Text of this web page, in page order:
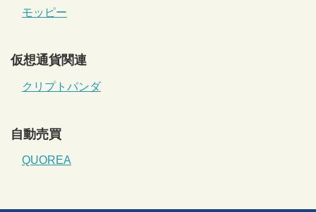
モッピー
仮想通貨関連
クリプトパンダ
自動売買
QUOREA